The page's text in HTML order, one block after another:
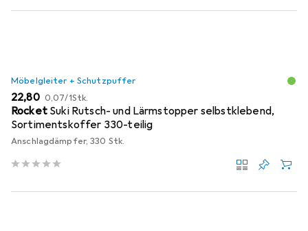
Möbelgleiter + Schutzpuffer
EUR
22,80 EUR
0,07/1Stk.
Rocket Suki Rutsch- und Lärmstopper selbstklebend,
Sortimentskoffer 330-teilig
Anschlagdämpfer, 330 Stk.